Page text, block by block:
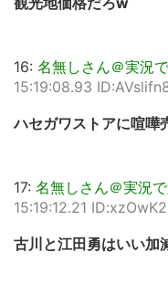
16: 名無しさん＠実況
15:19:08.93
ハセガワストアに喧嘩
17: 名無しさん＠実況
15:19:12.21
古川と江田勇はいい加